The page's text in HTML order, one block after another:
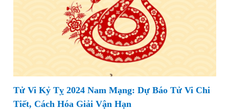
Tử Vi Kỷ Tỵ 2024 Nam Mạng: Dự Báo Tử Vi Chi
Tiết, Cách Hóa Giải Vận Hạn